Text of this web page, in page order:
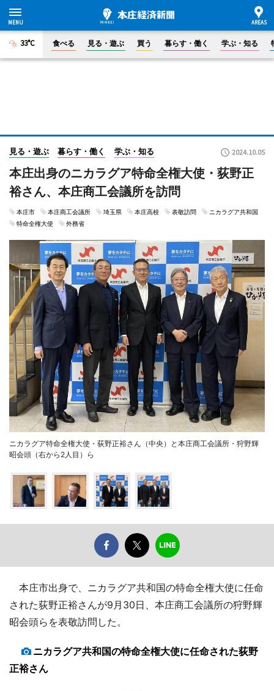
33°C 食べる 見る・遊ぶ 買う 暮らす・働く 学ぶ・知る
見る・遊ぶ 暮らす・働く 学ぶ・知る 2024.10.05
本庄出身のニカラグア特命全権大使・荻野正
裕さん、本庄商工会議所を訪問
本庄市 本庄商工会議所 埼玉県 本庄高校 表敬訪問
ニカラグア共和国
特命全権大使
外務省
ニカラグア特命全権大使・荻野正裕さん（中央）と本庄商工会議所・狩野輝
昭会頭（右から2人目）ら
本庄市出身で、ニカラグア共和国の特命全権大使に任命
された荻野正裕さんが9月30日、本庄商工会議所の狩野輝
昭会頭らを表敬訪問した。
ニカラグア共和国の特命全権大使に任命された荻野
正裕さん